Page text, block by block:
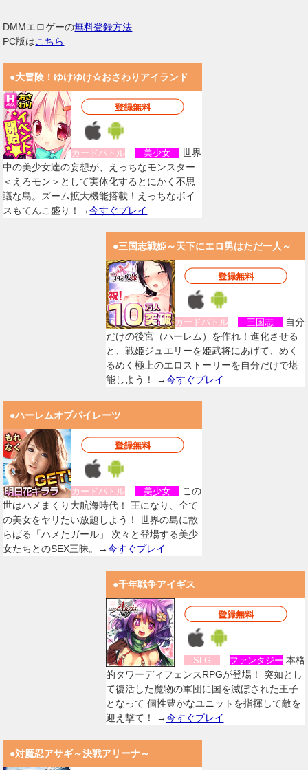
DMMエロゲーの無料登録方法
PC版はこちら
●大冒険！ゆけゆけ☆おさわりアイランド
カードバトル 美少女
世界
中の美少女達の妄想が、えっちなモンスター
＜えろモン＞として実体化するとにかく不思
議な島。ズーム拡大機能搭載！えっちなボイ
スもてんこ盛り！→今すぐプレイ
●三国志戦姫～天下にエロ男はただ一人～
カードバトル 三国志
自分
だけの後宮（ハーレム）を作れ！進化させる
と、戦姫ジュエリーを姫武将にあげて、めく
るめく極上のエロストーリーを自分だけで堪
能しよう！ →今すぐプレイ
●ハーレムオブパイレーツ
カードバトル 美少女
この
世はハメまくり大航海時代！ 王になり、全て
の美女をヤリたい放題しよう！ 世界の島に散
らばる「ハメたガール」 次々と登場する美少
女たちとのSEX三昧。→今すぐプレイ
●千年戦争アイギス
SLG ファンタジー 本格
的タワーディフェンスRPGが登場！ 突如とし
て復活した魔物の軍団に国を滅ぼされた王子
となって 個性豊かなユニットを指揮して敵を
迎え撃て！ →今すぐプレイ
●対魔忍アサギ～決戦アリーナ～